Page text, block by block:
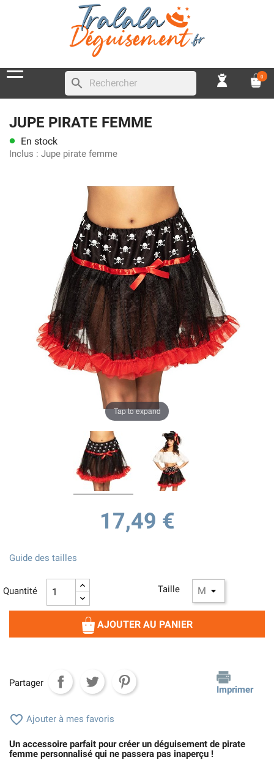
search 0
JUPE PIRATE FEMME
lens En stock
Inclus : Jupe pirate femme
Tap to expand
17,49 €
Taille
Guide des tailles
Quantité
AJOUTER AU PANIER
Partager
Imprimer
 Ajouter à mes favoris
Un accessoire parfait pour créer un déguisement de pirate
femme personnalisé qui ne passera pas inaperçu !